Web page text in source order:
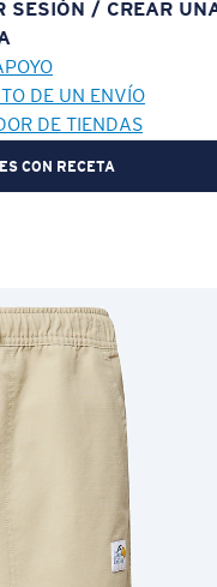
SESIÓN / CREAR
DE UN ENVÍO
DE TIENDAS
CON RECETA
AL CARRITO!
Precio: Sin cargo
Cantidad: